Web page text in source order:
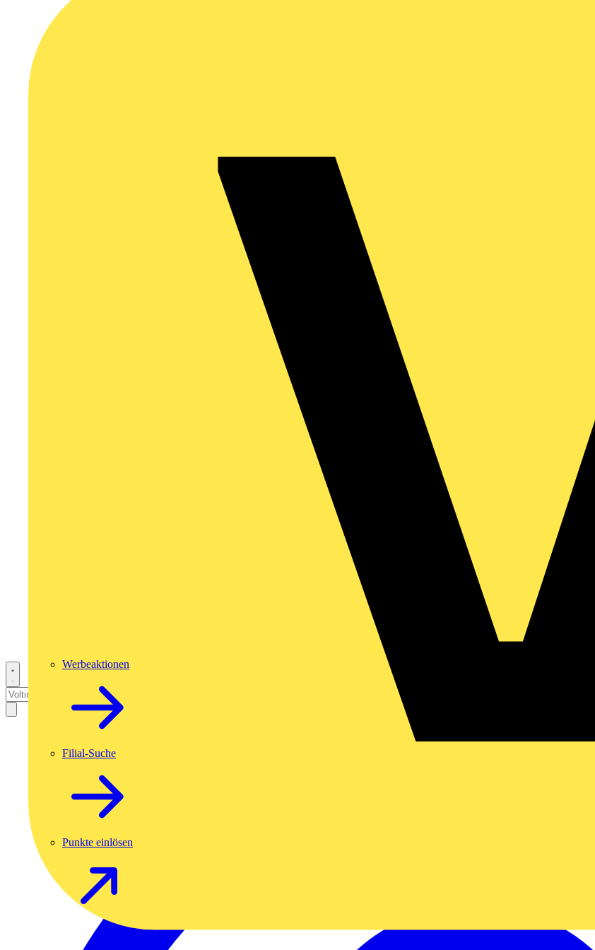
Werbeaktionen
Filial-Suche
Punkte einlösen